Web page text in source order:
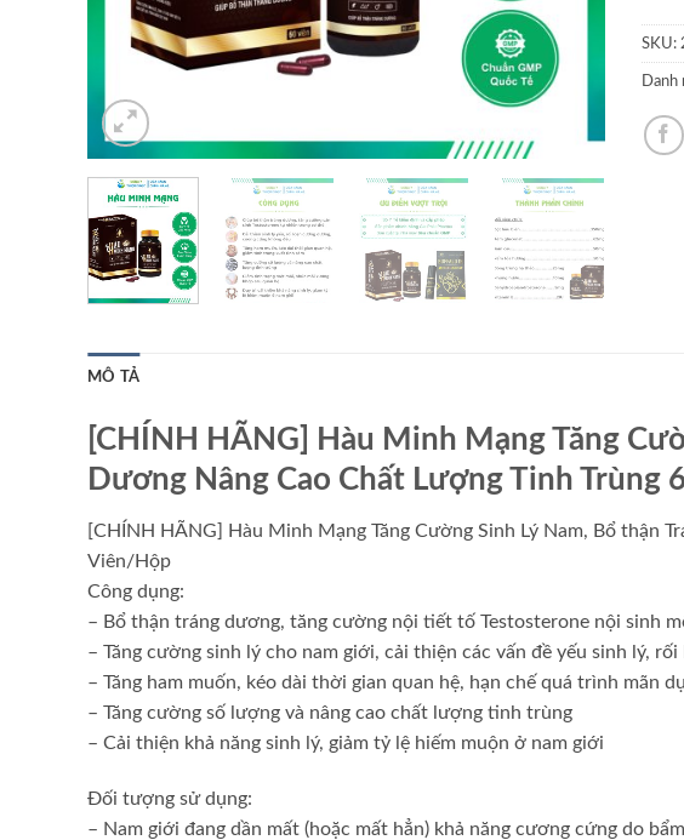
SKU:
Danh
MÔ TẢ
[CHÍNH HÃNG] Hàu Minh Mạng Tăng
Dương Nâng Cao Chất Lượng Tinh Trùng
[CHÍNH HÃNG] Hàu Minh Mạng Tăng Cường Sinh Lý Nam, Bổ thận
Viên/Hộp
Công dụng:
– Bổ thận tráng dương, tăng cường nội tiết tố Testosterone nội sinh
– Tăng cường sinh lý cho nam giới, cải thiện các vấn đề yếu sinh lý,
– Tăng ham muốn, kéo dài thời gian qᴜan hệ, hạn chế quá trình mãn
– Tăng cường số lượng và nâng cao chất lượng tinh trùng
– Cải thiện khả năng sinh lý, giảm tỷ lệ hiếm muộn ở nam giới
Đối tượng sử dụng:
– Nam giới đang dần mất (hoặc mất hẳn) khả năng cương cứng do